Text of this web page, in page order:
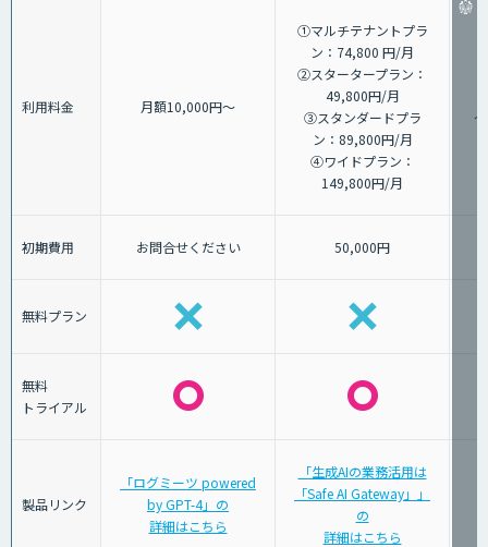
利用料金 月額10,000円～
①マルチテナントプラ
ン：74,800 円/月
②スタータープラン：
49,800円/月
③スタンダードプラ
ン：89,800円/月
④ワイドプラン：
149,800円/月
初期費用 お問合せください 50,000円
無料プラン
無料
トライアル
製品リンク
「ログミーツ powered
by GPT-4」の
詳細はこちら
「生成AIの業務活用は
「Safe AI Gateway」」
の
詳細はこちら